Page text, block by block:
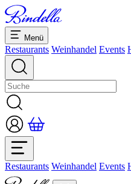
Menü
Restaurants Weinhandel Events
Restaurants Weinhandel Events